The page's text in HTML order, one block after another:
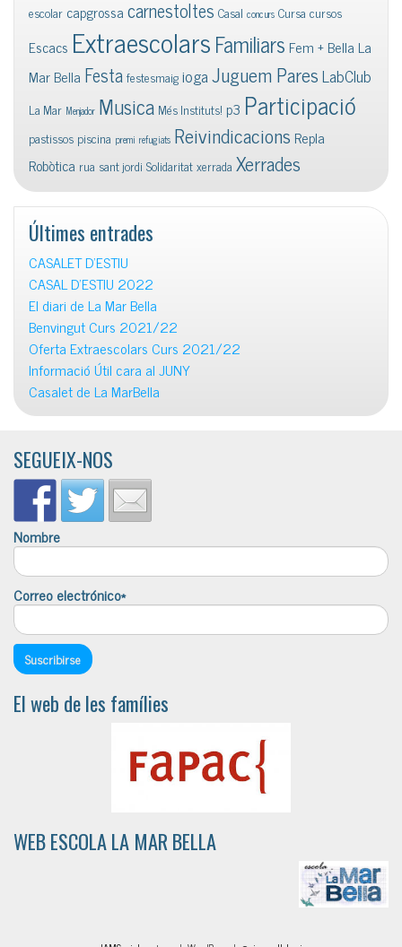
escolar capgrossacarnestoltes Casal concurs Cursa cursos
Escacs ExtraescolarsFamiliars Fem + Bella La
Mar Bella FestafestesmaigiogaJuguem ParesLabClub
La Mar Menjador Musica Més Instituts! p3 Participació
pastissos piscina premi refugiats Reivindicacions Repla
Robòtica rua sant jordi Solidaritatxerrada Xerrades
Últimes entrades
CASALET D’ESTIU
CASAL D’ESTIU 2022
El diari de La Mar Bella
Benvingut Curs 2021/22
Oferta Extraescolars Curs 2021/22
Informació Útil cara al JUNY
Casalet de La MarBella
SEGUEIX-NOS
Nombre
Correo electrónico*
El web de les famílies
WEB ESCOLA LA MAR BELLA